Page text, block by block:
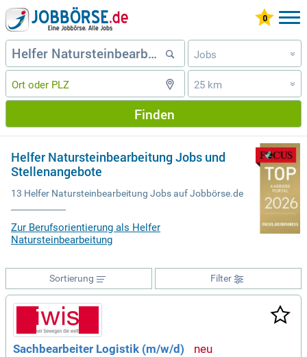
Jobs »
25 km »
Finden
Helfer Natursteinbearbeitung Jobs und
Stellenangebote
13 Helfer Natursteinbearbeitung Jobs auf Jobbörse.de
Zur Berufsorientierung als Helfer
Natursteinbearbeitung
Filter
Sortierung
Sachbearbeiter Logistik (m/w/d)